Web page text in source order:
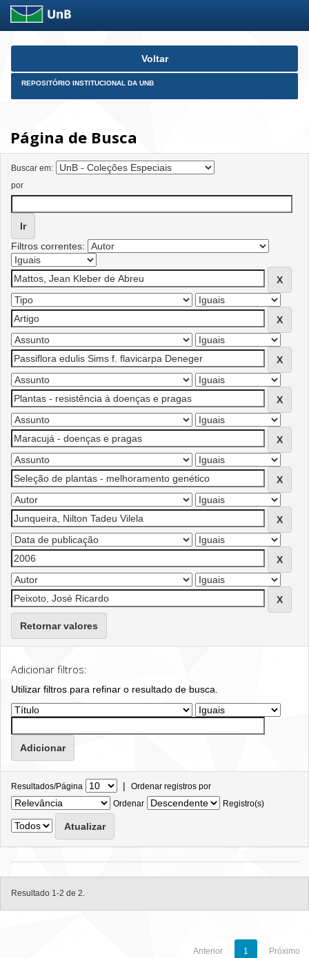
Skip
Voltar
REPOSITÓRIO INSTITUCIONAL DA UNB
Página de Busca
Buscar em:
por
Filtros correntes:
Retornar valores
Adicionar filtros:
Utilizar filtros para refinar o resultado de busca.
Resultados/Página | Ordenar registros por
Ordenar
Registro(s)
Resultado 1-2 de 2.
Anterior 1 Próximo